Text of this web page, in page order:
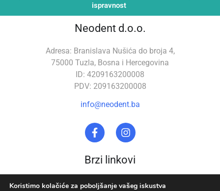
ispravnost
Brzi linkovi
Stomatološka oprema O nama
Neodent d.o.o.
Adresa: Branislava Nušića do broja 4,
75000 Tuzla, Bosna i Hercegovina
ID: 4209163200008
PDV: 209163200008
info@neodent.ba
Koristimo kolačiće za poboljšanje vašeg iskustva